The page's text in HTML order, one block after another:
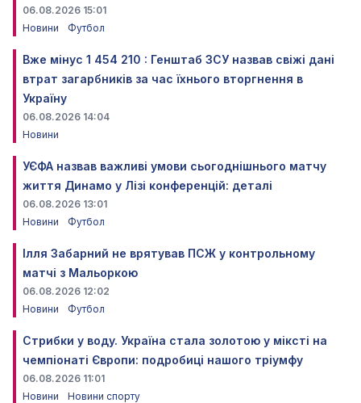
06.08.2026 15:01
Новини
Футбол
Вже мінус 1 454 210 : Генштаб ЗСУ назвав свіжі дані
втрат загарбників за час їхнього вторгнення в
Україну
06.08.2026 14:04
Новини
УЄФА назвав важливі умови сьогоднішнього матчу
життя Динамо у Лізі конференцій: деталі
06.08.2026 13:01
Новини
Футбол
Ілля Забарний не врятував ПСЖ у контрольному
матчі з Мальоркою
06.08.2026 12:02
Новини
Футбол
Стрибки у воду. Україна стала золотою у міксті на
чемпіонаті Європи: подробиці нашого тріумфу
06.08.2026 11:01
Новини
Новини спорту